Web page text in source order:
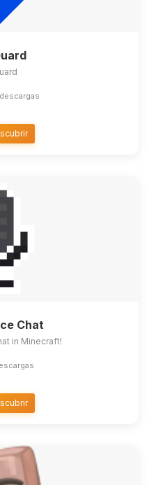
Chat
in Minecraft!